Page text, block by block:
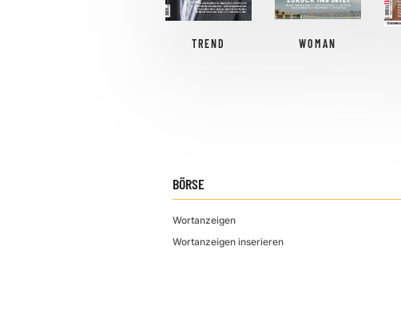
TREND WOMAN
BÖRSE
Wortanzeigen
Wortanzeigen inserieren